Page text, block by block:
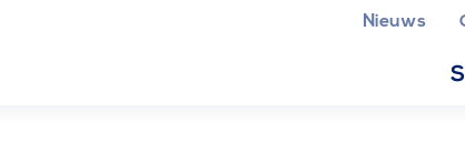
Nieuws